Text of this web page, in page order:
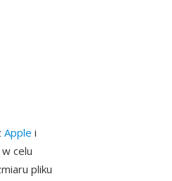
Apple i
celu
pliku